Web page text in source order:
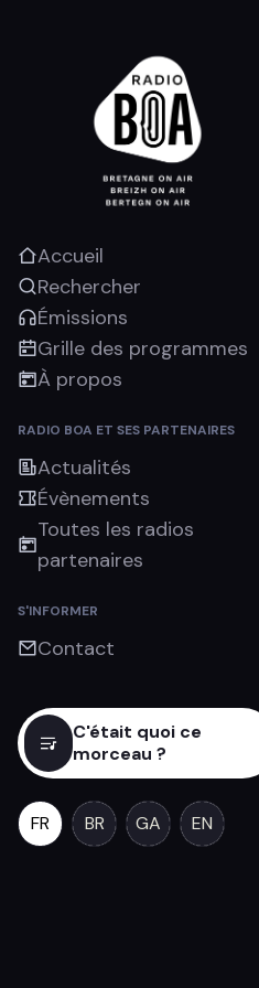
Accueil
Rechercher
Émissions
Grille des programmes
À propos
RADIO BOA ET SES PARTENAIRES
Actualités
Évènements
Toutes les radios
partenaires
S'INFORMER
Contact
C'était quoi ce
morceau ?
FR BR GA EN